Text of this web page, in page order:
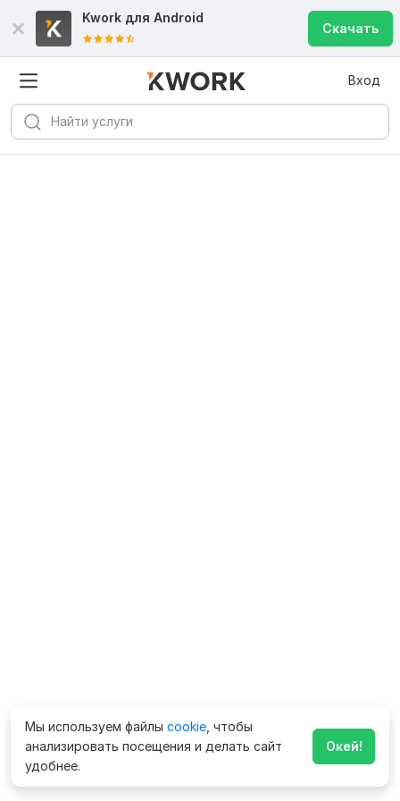
Kwork для Android
Скачать
Вход
Мы используем файлы cookie , чтобы
анализировать посещения и делать сайт
удобнее.
Окей!